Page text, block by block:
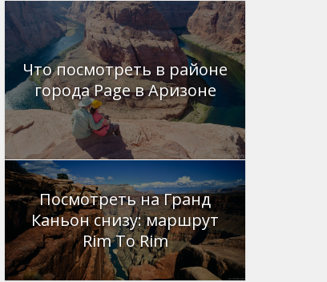
Что посмотреть в районе
города Page в Аризоне
Посмотреть на Гранд
Каньон снизу: маршрут
Rim To Rim